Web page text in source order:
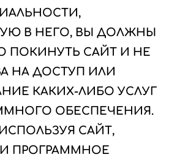
В НЕГО, ВЫ ДОЛЖНЫ
ПОКИНУТЬ САЙТ И НЕ
НА ДОСТУП ИЛИ
КАКИХ-ЛИБО УСЛУГ
ОБЕСПЕЧЕНИЯ.
САЙТ,
ПРОГРАММНОЕ